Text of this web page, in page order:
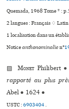
Quemada, 1968 Tome * :
2 langues :Français ♢
1 localisation dans un
Noticeanthonominalien°
▨Monet Philibert ●
rapporté au plus
Abel ● 1624 ●
USTC :6903404.